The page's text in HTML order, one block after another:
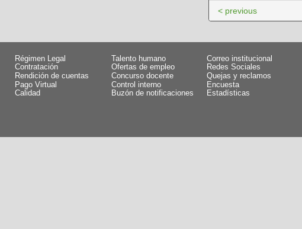
< previous
Régimen Legal
Talento humano
Contratación
Ofertas de empleo
Rendición de cuentas
Concurso docente
Pago Virtual
Control interno
Calidad
Buzón de notificaciones
Correo institucional
Redes Sociales
Quejas y reclamos
Encuesta
Estadísticas